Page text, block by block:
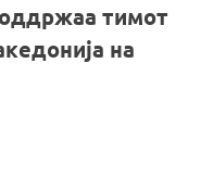
тимот
на